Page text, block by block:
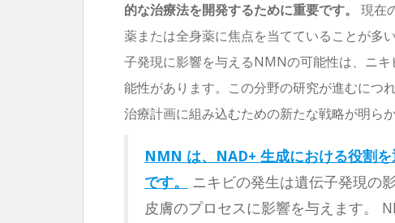
的な治療法を開発するために重要です。
現在
薬または全身薬に焦点を当てていることが多
子発現に影響を与えるNMNの可能性は、ニ
能性があります。この分野の研究が進むにつ
治療計画に組み込むための新たな戦略が明ら
NMN は、NAD+ 生成における役割
です。
ニキビの発生は遺伝子発現の
皮膚のプロセスに影響を与えます。